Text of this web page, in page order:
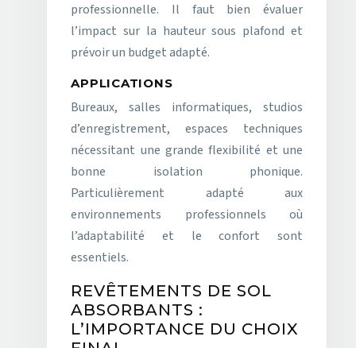
professionnelle. Il faut bien évaluer
l’impact sur la hauteur sous plafond et
prévoir un budget adapté.
APPLICATIONS
Bureaux, salles informatiques, studios
d’enregistrement, espaces techniques
nécessitant une grande flexibilité et une
bonne isolation phonique.
Particulièrement adapté aux
environnements professionnels où
l’adaptabilité et le confort sont
essentiels.
REVÊTEMENTS DE SOL
ABSORBANTS :
L’IMPORTANCE DU CHOIX